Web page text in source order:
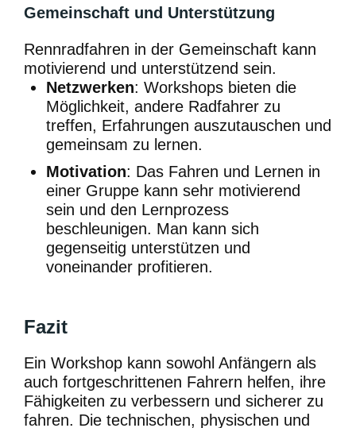
Gemeinschaft und Unterstützung
Rennradfahren in der Gemeinschaft kann
motivierend und unterstützend sein.
Netzwerken: Workshops bieten die
Möglichkeit, andere Radfahrer zu
treffen, Erfahrungen auszutauschen und
gemeinsam zu lernen.
Motivation: Das Fahren und Lernen in
einer Gruppe kann sehr motivierend
sein und den Lernprozess
beschleunigen. Man kann sich
gegenseitig unterstützen und
voneinander profitieren.
Fazit
Ein Workshop kann sowohl Anfängern als
auch fortgeschrittenen Fahrern helfen, ihre
Fähigkeiten zu verbessern und sicherer zu
fahren. Die technischen, physischen und